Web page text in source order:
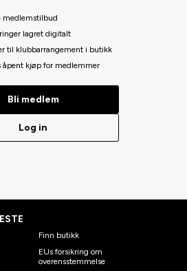
medlemstilbud
lagret digitalt
til klubbarrangement i butikk
åpent kjøp for medlemmer
Bli medlem
Log in
Finn butikk
EUs forsikring om
overensstemmelse